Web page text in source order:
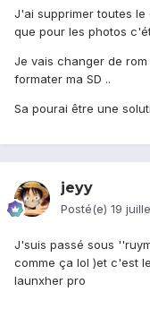
J'ai supprimer toutes
que pour les photos
Je vais changer de
formater ma SD ..
Sa pourai être une
jeyy
Posté(e) 19
J'suis passé sous
comme ça lol )et c'est
launxher pro